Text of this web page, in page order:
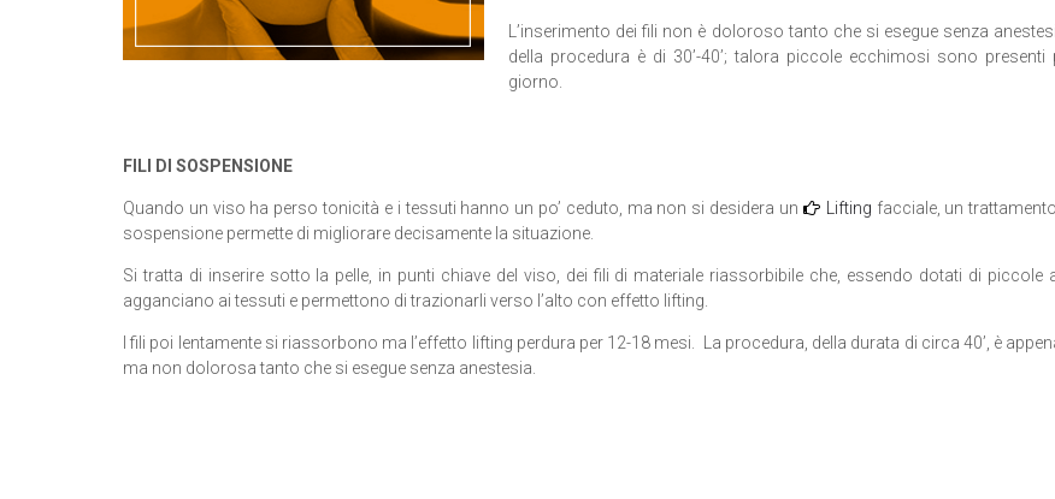
L’inserimento dei fili non è doloroso tanto che si esegue senza
della procedura è di 30’-40’; talora piccole ecchimosi sono presenti
giorno.
FILI DI SOSPENSIONE
Quando un viso ha perso tonicità e i tessuti hanno un po’ ceduto, ma non si desidera un Lifting facciale, un
sospensione permette di migliorare decisamente la situazione.
Si tratta di inserire sotto la pelle, in punti chiave del viso, dei fili di materiale riassorbibile che, essendo dotati di piccole
agganciano ai tessuti e permettono di trazionarli verso l’alto con effetto lifting.
I fili poi lentamente si riassorbono ma l’effetto lifting perdura per 12-18 mesi. La procedura, della durata di circa 40’, è
ma non dolorosa tanto che si esegue senza anestesia.